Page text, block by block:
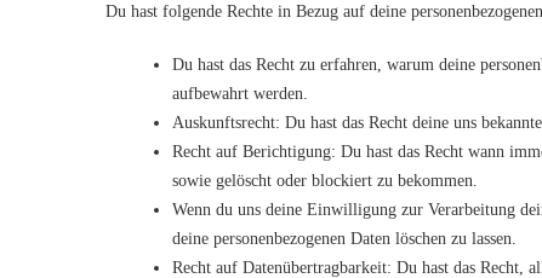
Du hast folgende Rechte in Bezug auf deine
Du hast das Recht zu erfahren, warum deine
aufbewahrt werden.
Auskunftsrecht: Du hast das Recht deine uns
Recht auf Berichtigung: Du hast das Recht wann
sowie gelöscht oder blockiert zu bekommen.
Wenn du uns deine Einwilligung zur Verarbeitung
deine personenbezogenen Daten löschen zu lassen.
Recht auf Datenübertragbarkeit: Du hast das Recht,